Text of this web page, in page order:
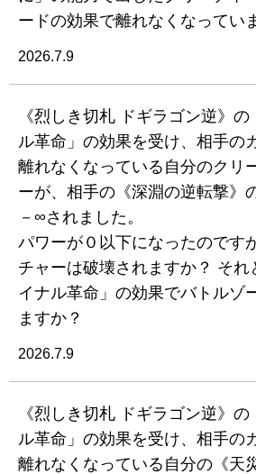
ードの効果で離れなくなってい
2026.7.9
《烈しき切札 ドギラゴン逆》
ル革命」の効果を受け、相手の
離れなくなっている自分のクリ
ーが、相手の《深淵の逆転撃》
－∞されました。
パワーが０以下になったのです
チャーは破壊されますか？ それ
イナル革命」の効果でバトルゾ
ますか？
2026.7.9
《烈しき切札 ドギラゴン逆》
ル革命」の効果を受け、相手の
離れなくなっている自分の《天